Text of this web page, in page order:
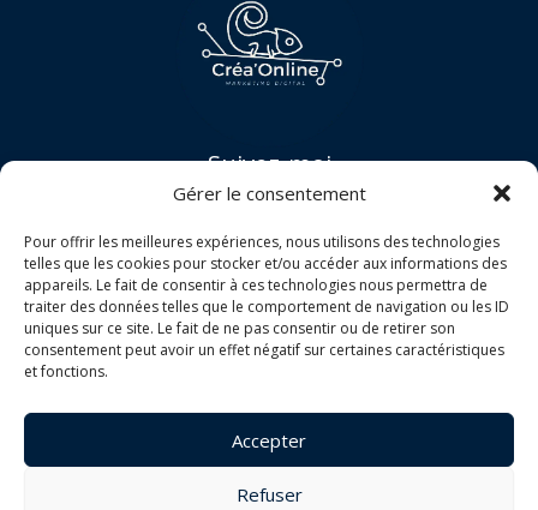
Gérer le consentement
Pour offrir les meilleures expériences, nous utilisons des technologies
telles que les cookies pour stocker et/ou accéder aux informations des
appareils. Le fait de consentir à ces technologies nous permettra de
traiter des données telles que le comportement de navigation ou les ID
uniques sur ce site. Le fait de ne pas consentir ou de retirer son
consentement peut avoir un effet négatif sur certaines caractéristiques
et fonctions.
Accepter
Refuser
Suivez-moi
Facebook
Instagram
Mes prestations
Création de site internet
Maintenance et sécurité de site WordPress
Refonte de site WordPress
E-mail :